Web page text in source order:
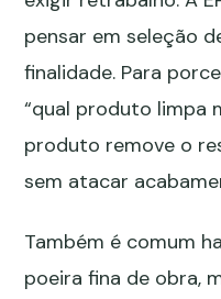
pensar em seleção
finalidade. Para
“qual produto limpa
produto remove o
sem atacar
Também é comum
poeira fina de obra,